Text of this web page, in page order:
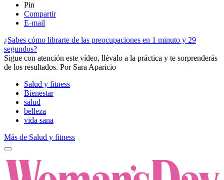
Pin
Compartir
E-mail
¿Sabes cómo librarte de las preocupaciones en 1 minuto y 29
segundos?
Sigue con atención este vídeo, llévalo a la práctica y te sorprenderás
de los resultados. ​ Por Sara Aparicio
Salud y fitness
Bienestar
salud
belleza
vida sana
Más de Salud y fitness